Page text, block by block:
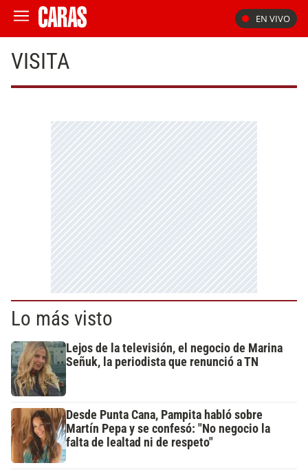
EN VIVO
VISITA
Lo más visto
Lejos de la televisión, el negocio de Marina
Señuk, la periodista que renunció a TN
Desde Punta Cana, Pampita habló sobre
Martín Pepa y se confesó: "No negocio la
falta de lealtad ni de respeto"